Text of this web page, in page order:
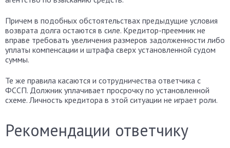
Причем в подобных обстоятельствах предыдущие условия
возврата долга остаются в силе. Кредитор-преемник не
вправе требовать увеличения размеров задолженности либо
уплаты компенсации и штрафа сверх установленной судом
суммы.
Те же правила касаются и сотрудничества ответчика с
ФССП. Должник уплачивает просрочку по установленной
схеме. Личность кредитора в этой ситуации не играет роли.
Рекомендации ответчику